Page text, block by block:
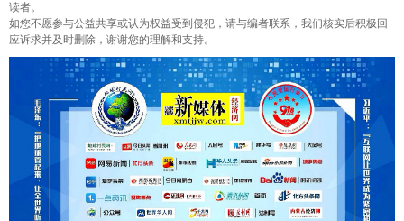
读者。
如您不愿参与公益共享或认为权益受到侵犯，请与编者联系，我们核实后积极回
应诉求并及时删除，谢谢您的理解和支持。